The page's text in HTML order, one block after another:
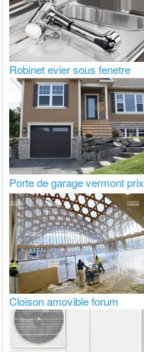
Robinet evier sous fenetre
Porte de garage vermont prix
Cloison amovible forum